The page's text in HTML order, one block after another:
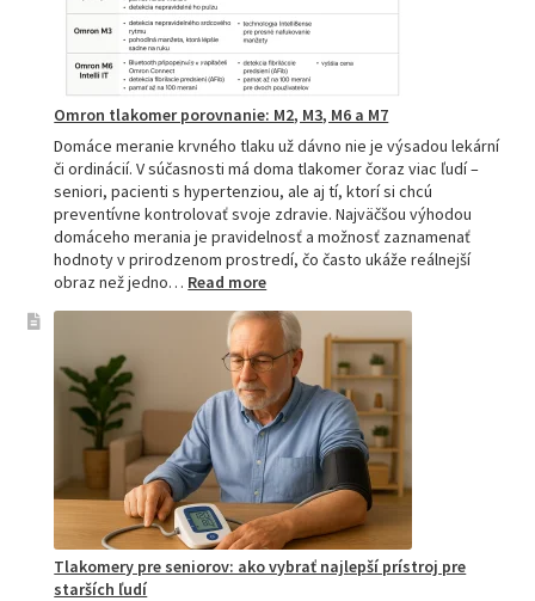
Omron tlakomer porovnanie: M2, M3, M6 a M7
Domáce meranie krvného tlaku už dávno nie je výsadou lekární
či ordinácií. V súčasnosti má doma tlakomer čoraz viac ľudí –
seniori, pacienti s hypertenziou, ale aj tí, ktorí si chcú
preventívne kontrolovať svoje zdravie. Najväčšou výhodou
domáceho merania je pravidelnosť a možnosť zaznamenať
hodnoty v prirodzenom prostredí, čo často ukáže reálnejší
obraz než jedno… Read more:
tlakomer
porovnanie:
M2,
M3,
M6
a
M7
Tlakomery pre seniorov: ako vybrať najlepší prístroj pre
starších ľudí